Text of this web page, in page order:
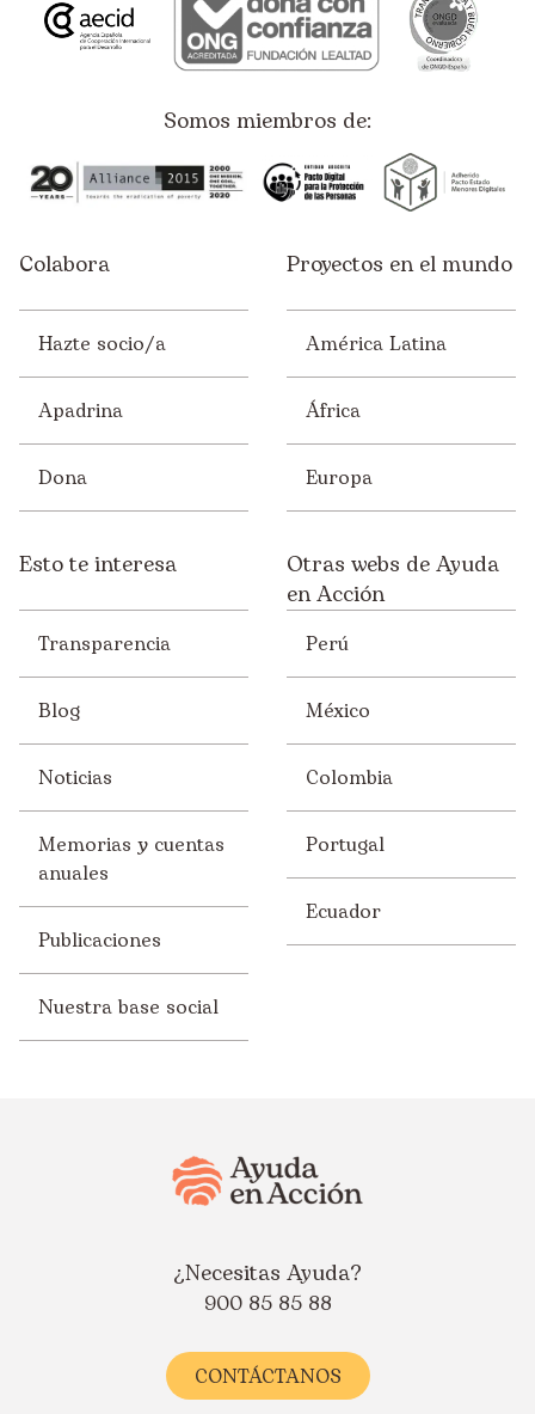
Somos miembros de:
Colabora
Hazte socio/a
Apadrina
Dona
Proyectos en el mundo
América Latina
África
Europa
Esto te interesa
Transparencia
Blog
Noticias
Memorias y cuentas
anuales
Publicaciones
Nuestra base social
Otras webs de Ayuda
en Acción
Perú
México
Colombia
Portugal
Ecuador
¿Necesitas Ayuda?
900 85 85 88
CONTÁCTANOS